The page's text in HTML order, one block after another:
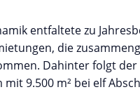
entfaltete zu
die
Dahinter folgt der
9.500 m² bei elf